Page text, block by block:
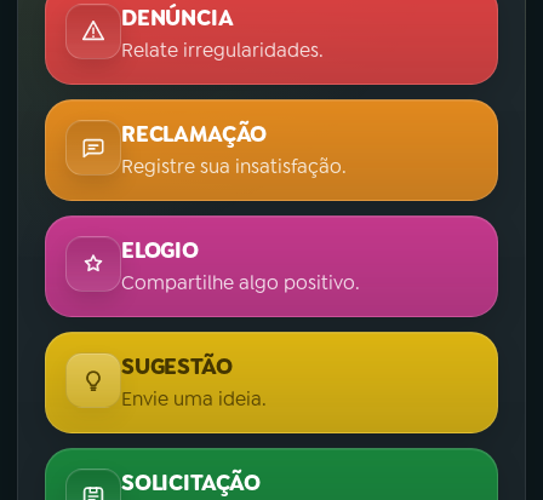
DENÚNCIA
Relate irregularidades.
RECLAMAÇÃO
Registre sua insatisfação.
ELOGIO
Compartilhe algo positivo.
SUGESTÃO
Envie uma ideia.
SOLICITAÇÃO